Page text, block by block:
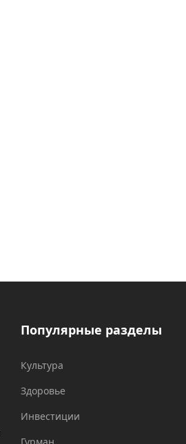
Популярные разделы
Культура
Здоровье
Инвестиции